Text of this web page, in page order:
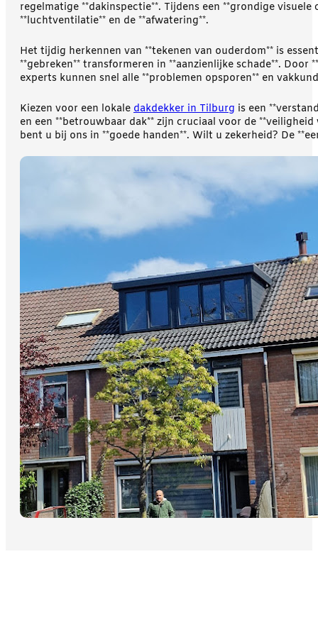
regelmatige **dakinspectie**. Tijdens een **grondige
**luchtventilatie** en de **afwatering**.
Het tijdig herkennen van **tekenen van ouderdom** is
**gebreken** transformeren in **aanzienlijke schade**.
experts kunnen snel alle **problemen opsporen** en
Kiezen voor een lokale dakdekker in Tilburg is een
en een **betrouwbaar dak** zijn cruciaal voor de
bent u bij ons in **goede handen**. Wilt u zekerheid? De